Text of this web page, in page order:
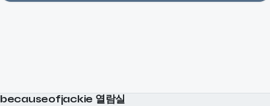
becauseofjackie 열람실